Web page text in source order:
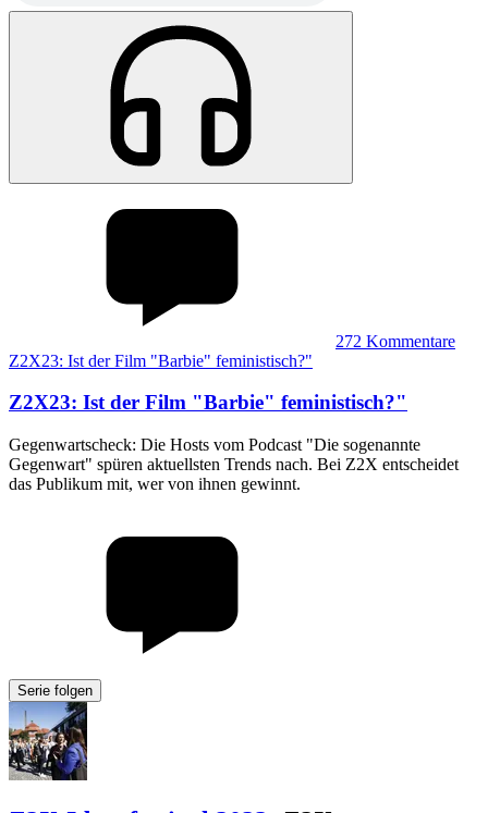
272 Kommentare
Z2X23: Ist der Film "Barbie" feministisch?"
Z2X23: Ist der Film "Barbie" feministisch?"
Gegenwartscheck: Die Hosts vom Podcast "Die sogenannte
Gegenwart" spüren aktuellsten Trends nach. Bei Z2X entscheidet
das Publikum mit, wer von ihnen gewinnt.
Serie folgen